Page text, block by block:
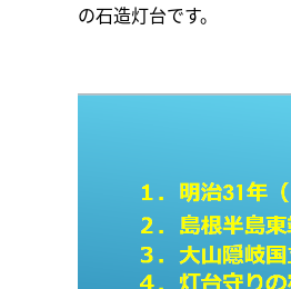
の石造灯台です。